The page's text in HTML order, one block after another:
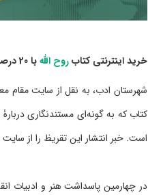
خرید اینترنتی کتابروح اللهبا 20 درصد تخفیف از سایت ادب بوک
شهرستان ادب، به نقل از سایت مقام
کتاب که به گونه‌ای مستندنگاری
است. خبر انتشار این تقریظ را از